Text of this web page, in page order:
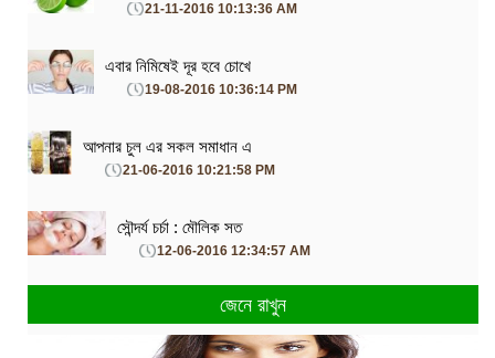
21-11-2016 10:13:36 AM
এবার নিমিষেই দূর হবে চোখে
19-08-2016 10:36:14 PM
আপনার চুল এর সকল সমাধান এ
21-06-2016 10:21:58 PM
সৌন্দর্য চর্চা : মৌলিক সত
12-06-2016 12:34:57 AM
জেনে রাখুন